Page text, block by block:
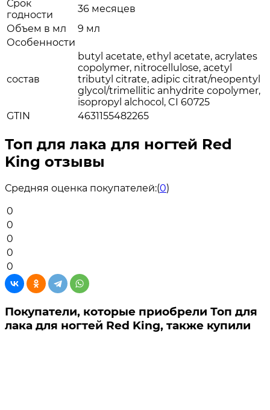
Срок
годности
36 месяцев
Объем в мл
9 мл
Особенности
состав
butyl acetate, ethyl acetate, acrylates
copolymer, nitrocellulose, acetyl
tributyl citrate, adipic citrat/neopentyl
glycol/trimellitic anhydrite copolymer,
isopropyl alchocol, CI 60725
GTIN
4631155482265
Топ для лака для ногтей Red
King отзывы
Средняя оценка покупателей:(0)
0
0
0
0
0
Покупатели, которые приобрели Топ для
лака для ногтей Red King, также купили